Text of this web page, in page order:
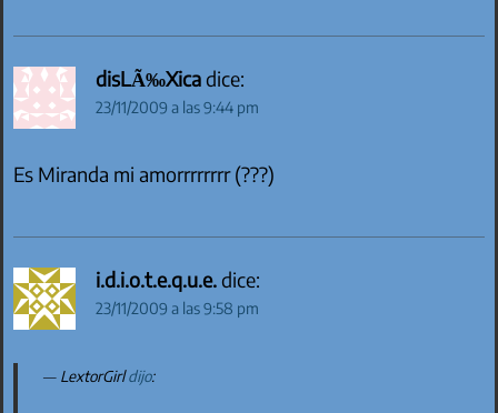
disLÃ‰Xicadice:
23/11/2009 a las 9:44 pm
Es Miranda mi amorrrrrrrr (???)
i.d.i.o.t.e.q.u.e.dice:
23/11/2009 a las 9:58 pm
LextorGirldijo: